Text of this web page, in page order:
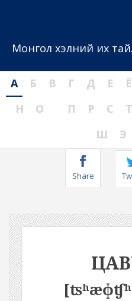
Монгол хэлний их
А Б В Г Д Е Ё
Н
О П Р С Т
Ш
Э
Share